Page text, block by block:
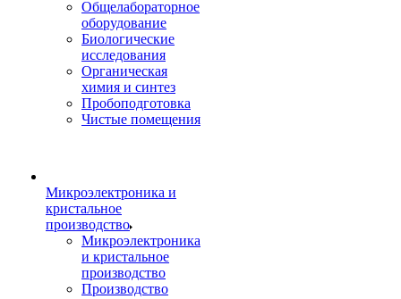
Общелабораторное
оборудование
Биологические
исследования
Органическая
химия и синтез
Пробоподготовка
Чистые помещения
Микроэлектроника и
кристальное
производство
Микроэлектроника
и кристальное
производство
Производство